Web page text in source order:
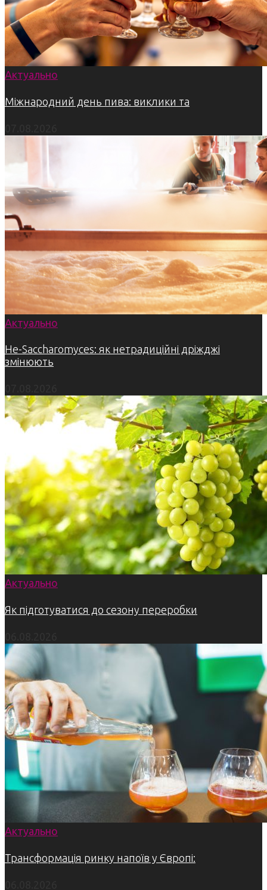
Актуально
Міжнародний день пива: виклики та
Актуально
Не-Saccharomyces: як нетрадиційні дріжджі
змінюють
Актуально
Як підготуватися до сезону переробки
Актуально
Трансформація ринку напоїв у Європі: